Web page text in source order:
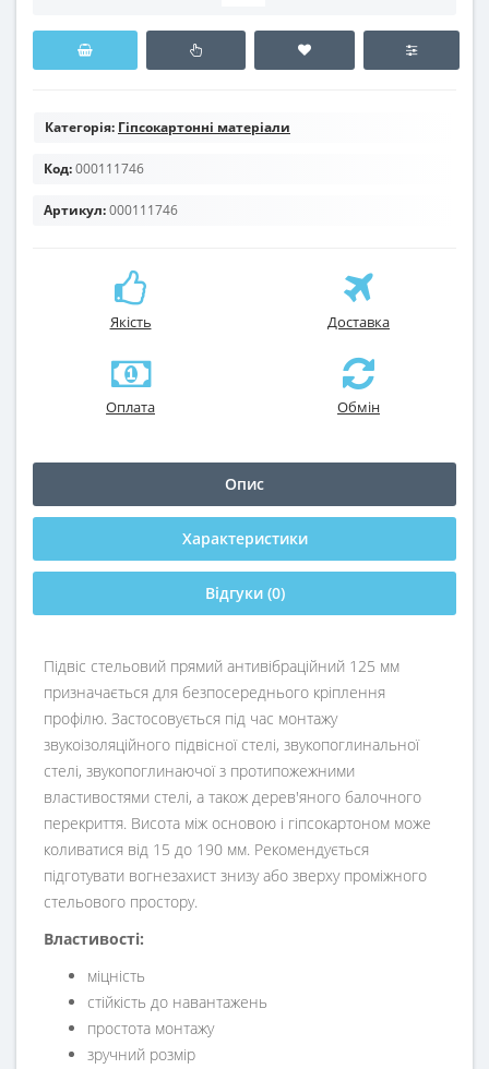
Категорія: Гіпсокартонні матеріали
Код:000111746
Артикул:000111746
Якість Доставка
Оплата Обмін
Опис
Характеристики
Відгуки (0)
Підвіс стельовий прямий антивібраційний 125 мм
призначається для безпосереднього кріплення
профілю. Застосовується під час монтажу
звукоізоляційного підвісної стелі, звукопоглинальної
стелі, звукопоглинаючої з протипожежними
властивостями стелі, а також дерев'яного балочного
перекриття. Висота між основою і гіпсокартоном може
коливатися від 15 до 190 мм. Рекомендується
підготувати вогнезахист знизу або зверху проміжного
стельового простору.
Властивості:
міцність
стійкість до навантажень
простота монтажу
зручний розмір